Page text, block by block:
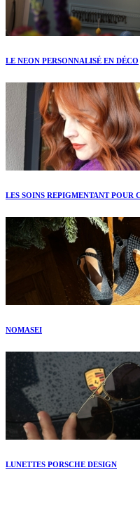
LE NEON PERSONNALISÉ EN DÉCO
LES SOINS REPIGMENTANT POUR
NOMASEI
LUNETTES PORSCHE DESIGN